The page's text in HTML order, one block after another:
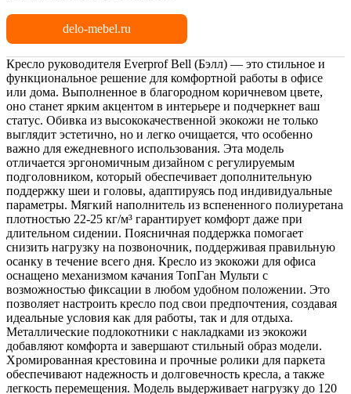
delo-mebel.ru
Кресло руководителя Everprof Bell (Бэлл) — это стильное и
функциональное решение для комфортной работы в офисе
или дома. Выполненное в благородном коричневом цвете,
оно станет ярким акцентом в интерьере и подчеркнет ваш
статус. Обивка из высококачественной экокожи не только
выглядит эстетично, но и легко очищается, что особенно
важно для ежедневного использования. Эта модель
отличается эргономичным дизайном с регулируемым
подголовником, который обеспечивает дополнительную
поддержку шеи и головы, адаптируясь под индивидуальные
параметры. Мягкий наполнитель из вспененного полиуретана
плотностью 22-25 кг/м³ гарантирует комфорт даже при
длительном сидении. Поясничная поддержка помогает
снизить нагрузку на позвоночник, поддерживая правильную
осанку в течение всего дня. Кресло из экокожи для офиса
оснащено механизмом качания ТопГан Мульти с
возможностью фиксации в любом удобном положении. Это
позволяет настроить кресло под свои предпочтения, создавая
идеальные условия как для работы, так и для отдыха.
Металлические подлокотники с накладками из экокожи
добавляют комфорта и завершают стильный образ модели.
Хромированная крестовина и прочные ролики для паркета
обеспечивают надежность и долговечность кресла, а также
легкость перемещения. Модель выдерживает нагрузку до 120